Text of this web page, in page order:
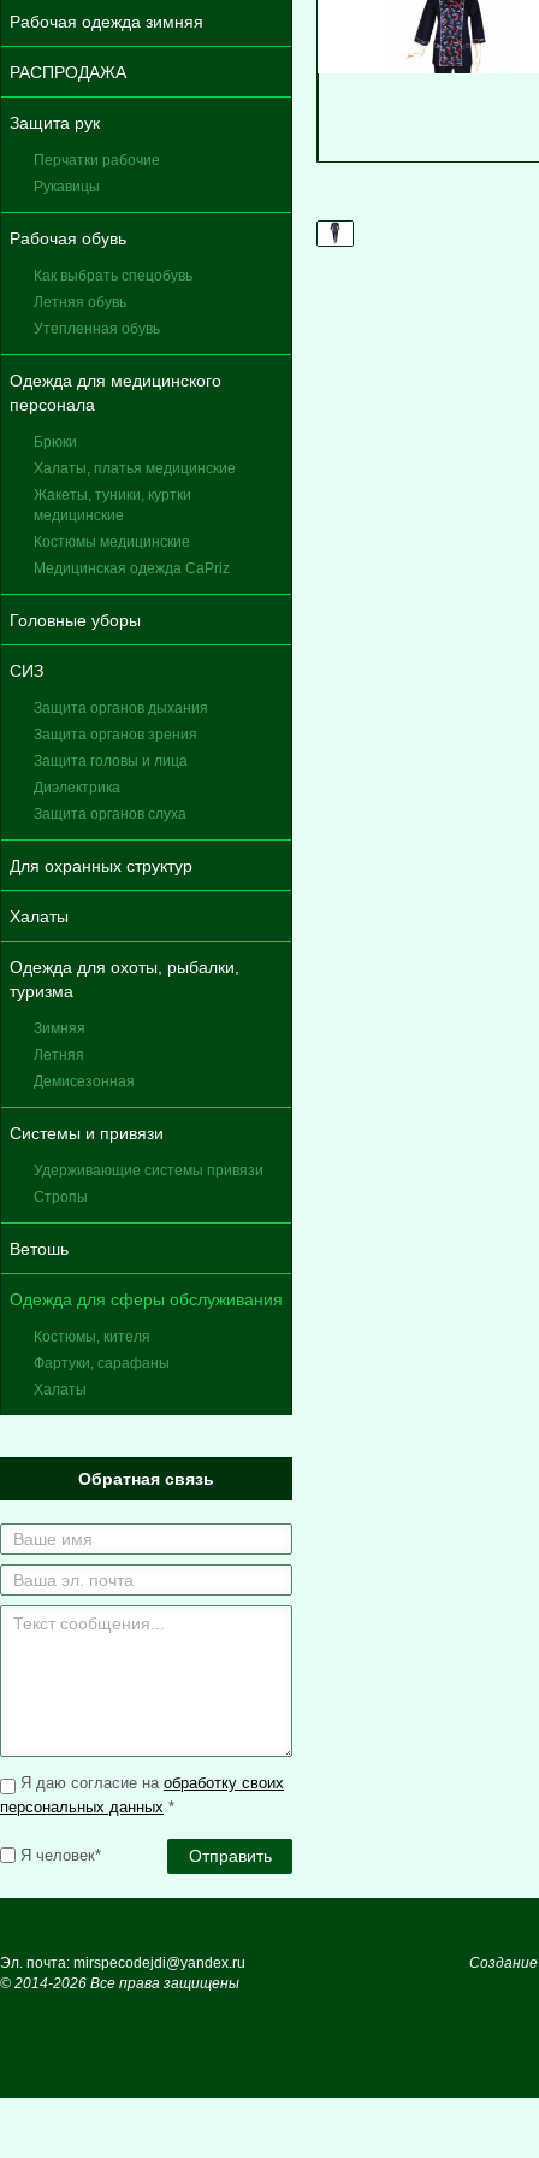
Рабочая одежда зимняя
РАСПРОДАЖА
Защита рук
Перчатки рабочие
Рукавицы
Рабочая обувь
Как выбрать спецобувь
Летняя обувь
Утепленная обувь
Одежда для медицинского
персонала
Брюки
Халаты, платья медицинские
Жакеты, туники, куртки
медицинские
Костюмы медицинские
Медицинская одежда CaPriz
Головные уборы
СИЗ
Защита органов дыхания
Защита органов зрения
Защита головы и лица
Диэлектрика
Защита органов слуха
Для охранных структур
Халаты
Одежда для охоты, рыбалки,
туризма
Зимняя
Летняя
Демисезонная
Системы и привязи
Удерживающие системы привязи
Стропы
Ветошь
Одежда для сферы обслуживания
Костюмы, кителя
Фартуки, сарафаны
Халаты
Обратная связь
Я даю согласие на обработку своих
персональных данных *
Я человек*
Эл. почта: mirspecodejdi@yandex.ru
© 2014-2026 Все права защищены